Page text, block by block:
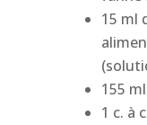
15 ml
155
1 c. à